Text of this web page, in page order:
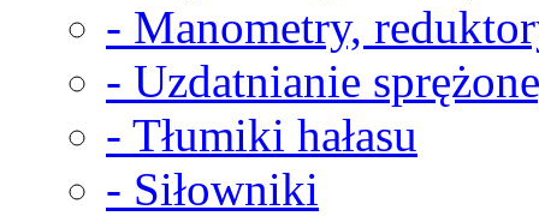
- Manometry,
- Uzdatnianie
- Tłumiki hałasu
- Siłowniki